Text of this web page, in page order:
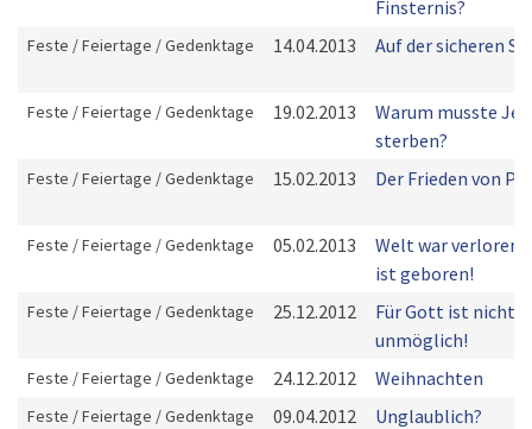
Finsternis?
Feste / Feiertage / Gedenktage 14.04.2013 Auf der sicheren
Feste / Feiertage / Gedenktage 19.02.2013
Warum musste
sterben?
Feste / Feiertage / Gedenktage 15.02.2013 Der Frieden von
Feste / Feiertage / Gedenktage 05.02.2013
Welt war verloren
ist geboren!
Feste / Feiertage / Gedenktage 25.12.2012
Für Gott ist nichts
unmöglich!
Feste / Feiertage / Gedenktage 24.12.2012 Weihnachten
Feste / Feiertage / Gedenktage 09.04.2012 Unglaublich?